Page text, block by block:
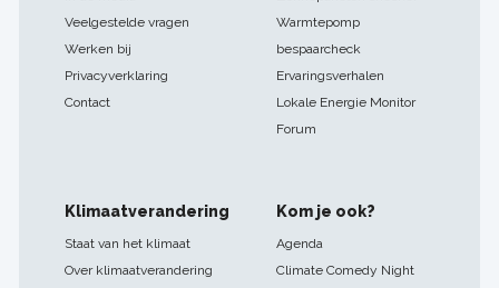
Veelgestelde vragen
Werken bij
Privacyverklaring
Contact
Warmtepomp
bespaarcheck
Ervaringsverhalen
Lokale Energie Monitor
Forum
Klimaatverandering
Staat van het klimaat
Over klimaatverandering
Kom je ook?
Agenda
Climate Comedy Night